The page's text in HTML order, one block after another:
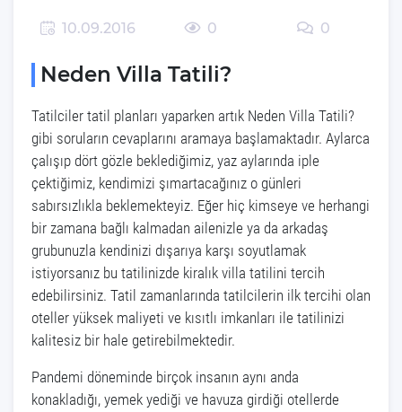
10.09.2016 0 0
Neden Villa Tatili?
Tatilciler tatil planları yaparken artık Neden Villa Tatili?
gibi soruların cevaplarını aramaya başlamaktadır. Aylarca
çalışıp dört gözle beklediğimiz, yaz aylarında iple
çektiğimiz, kendimizi şımartacağınız o günleri
sabırsızlıkla beklemekteyiz. Eğer hiç kimseye ve herhangi
bir zamana bağlı kalmadan ailenizle ya da arkadaş
grubunuzla kendinizi dışarıya karşı soyutlamak
istiyorsanız bu tatilinizde kiralık villa tatilini tercih
edebilirsiniz. Tatil zamanlarında tatilcilerin ilk tercihi olan
oteller yüksek maliyeti ve kısıtlı imkanları ile tatilinizi
kalitesiz bir hale getirebilmektedir.
Pandemi döneminde birçok insanın aynı anda
konakladığı, yemek yediği ve havuza girdiği otellerde